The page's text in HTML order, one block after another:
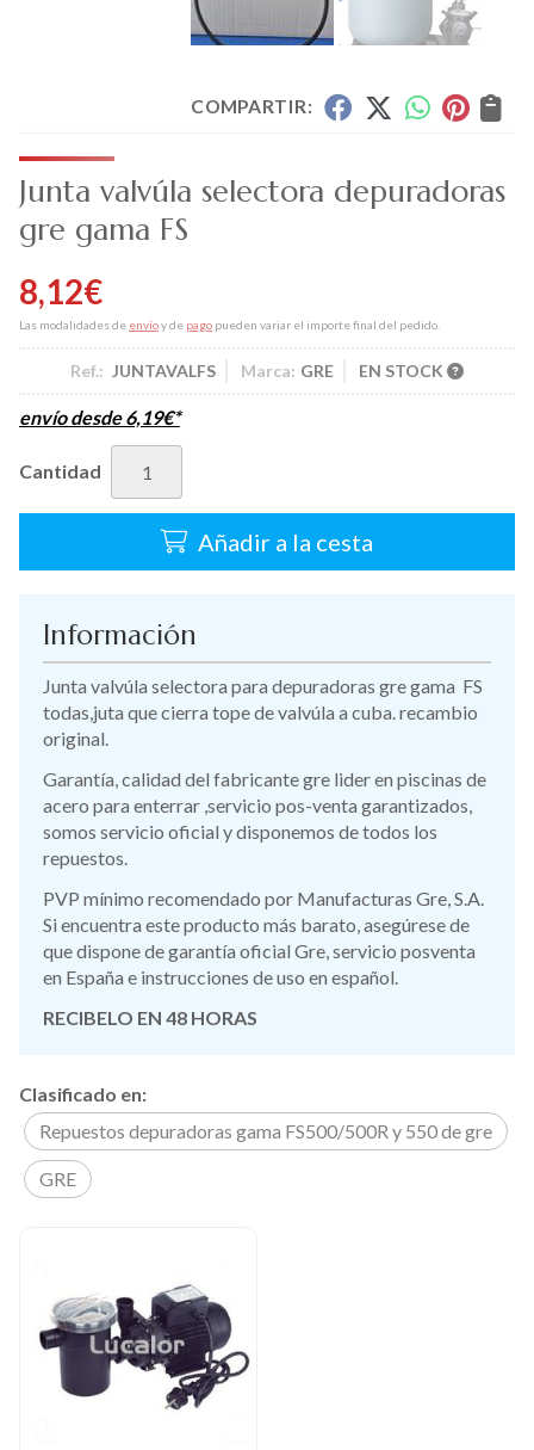
COMPARTIR:
Junta valvúla selectora depuradoras
gre gama FS
8,12€
Las modalidades de envíoy de pago pueden variar el importe final del pedido.
Ref.: JUNTAVALFS Marca: GRE EN STOCK
envío desde6,19€*
Cantidad
Añadir a la cesta
Información
Junta valvúla selectora para depuradoras gre gama FS
todas,juta que cierra tope de valvúla a cuba. recambio
original.
Garantía, calidad del fabricante gre lider en piscinas de
acero para enterrar ,servicio pos-venta garantizados,
somos servicio oficial y disponemos de todos los
repuestos.
PVP mínimo recomendado por Manufacturas Gre, S.A.
Si encuentra este producto más barato, asegúrese de
que dispone de garantía oficial Gre, servicio posventa
en España e instrucciones de uso en español.
RECIBELO EN 48 HORAS
Clasificado en:
Repuestos depuradoras gama FS500/500R y 550 de gre
GRE